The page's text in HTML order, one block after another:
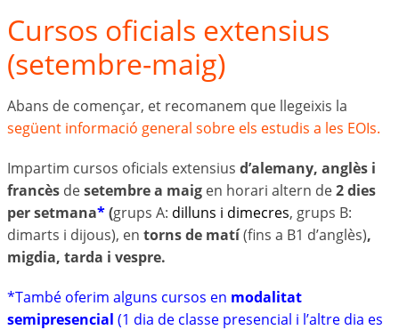
Cursos oficials extensius
(setembre-maig)
Abans de començar, et recomanem que llegeixis la
següent informació general sobre els estudis a les EOIs.
Impartim cursos oficials extensius d’alemany, anglès i
francès desetembre a maig en horari altern de2 dies
per setmana*(grups A: dilluns i dimecres, grups B:
dimarts i dijous), en torns de matí(fins a B1 d’anglès),
migdia, tarda i vespre.
*També oferim alguns cursos en modalitat
semipresencial (1 dia de classe presencial i l’altre dia es